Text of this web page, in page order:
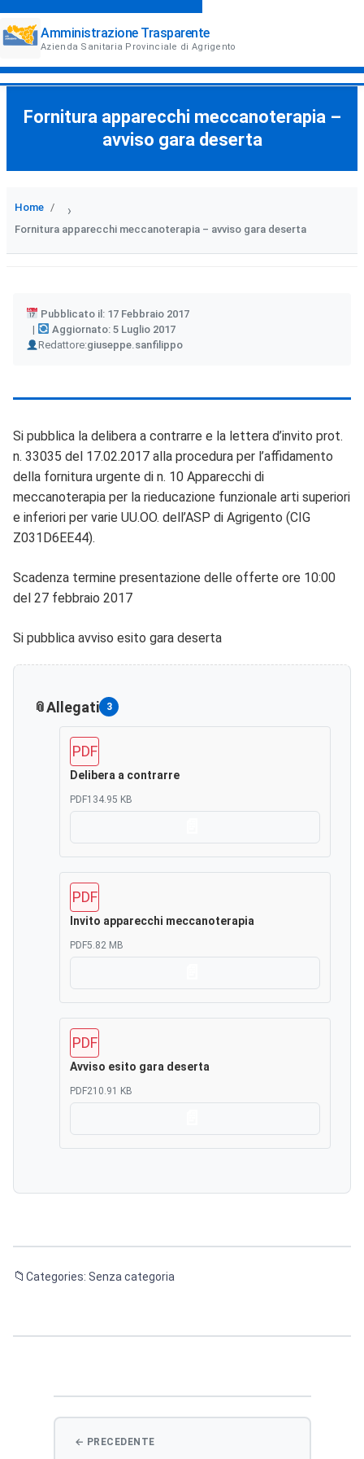
Amministrazione Trasparente
Azienda Sanitaria Provinciale di Agrigento
Fornitura apparecchi meccanoterapia –
avviso gara deserta
Home ›
Fornitura apparecchi meccanoterapia – avviso gara deserta
Pubblicato il: 17 Febbraio 2017
Aggiornato: 5 Luglio 2017
Redattore:
Author giuseppe.sanfilippo
Si pubblica la delibera a contrarre e la lettera d’invito prot.
n. 33035 del 17.02.2017 alla procedura per l’affidamento
della fornitura urgente di n. 10 Apparecchi di
meccanoterapia per la rieducazione funzionale arti superiori
e inferiori per varie UU.OO. dell’ASP di Agrigento (CIG
Z031D6EE44).
Scadenza termine presentazione delle offerte ore 10:00
del 27 febbraio 2017
Si pubblica avviso esito gara deserta
Allegati 3
PDF
Delibera a contrarre
PDF134.95 KB
PDF
Invito apparecchi meccanoterapia
PDF5.82 MB
PDF
Avviso esito gara deserta
PDF210.91 KB
Categories: Senza categoria